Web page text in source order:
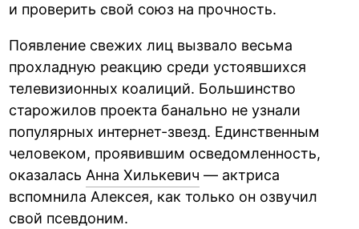
и проверить свой союз на прочность.
Появление свежих лиц вызвало весьма
прохладную реакцию среди устоявшихся
телевизионных коалиций. Большинство
старожилов проекта банально не узнали
популярных интернет-звезд. Единственным
человеком, проявившим осведомленность,
оказаласьАнна Хилькевич — актриса
вспомнила Алексея, как только он озвучил
свой псевдоним.